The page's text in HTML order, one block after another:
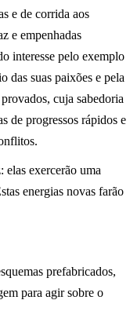
e de corrida aos
e empenhadas
interesse pelo exemplo
das suas paixões e pela
cuja sabedoria
de progressos rápidos e
elas exercerão uma
energias novas farão
prefabricados,
para agir sobre o